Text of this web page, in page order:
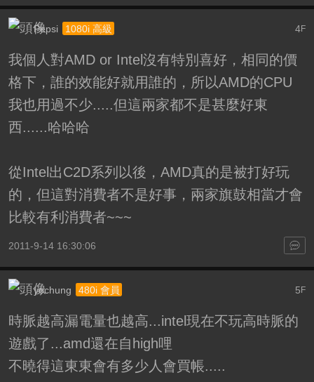
4F
Pepsi 1080i 高級
我個人對AMD or Intel沒有特別喜好，相同的價
格下，誰的效能好就用誰的，所以AMD的CPU
我也用過不少.....但這兩家都不是甚麼好東
西......哈哈哈
從Intel出C2D系列以後，AMD真的是被打好玩
的，但這對消費者不是好事，兩家旗鼓相當才會
比較有利消費者~~~
2011-9-14 16:30:06
5 F
yochung 480i 會員
時脈越高漏電量也越高...intel現在不玩高時脈的
遊戲了...amd還在自high哩
不曉得這東東會有多少人會買帳.....